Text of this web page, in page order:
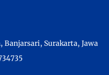
Banjarsari, Surakarta, Jawa